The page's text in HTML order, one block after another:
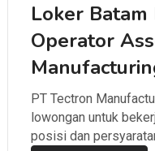
Loker
Operator
PT Tectron
lowongan untuk
posisi dan